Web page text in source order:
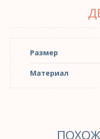
Размер
Материал